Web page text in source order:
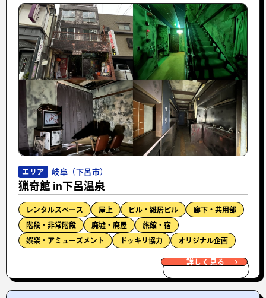
エリア 岐阜（下呂市）
猟奇館 in下呂温泉
レンタルスペース 屋上 ビル・雑居ビル 廊下・共用部
階段・非常階段 廃墟・廃屋 旅館・宿
娯楽・アミューズメント ドッキリ協力 オリジナル企画
詳しく見る